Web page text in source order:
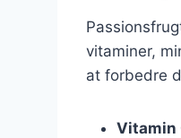
vitaminer,
at forbedre
Vitamin